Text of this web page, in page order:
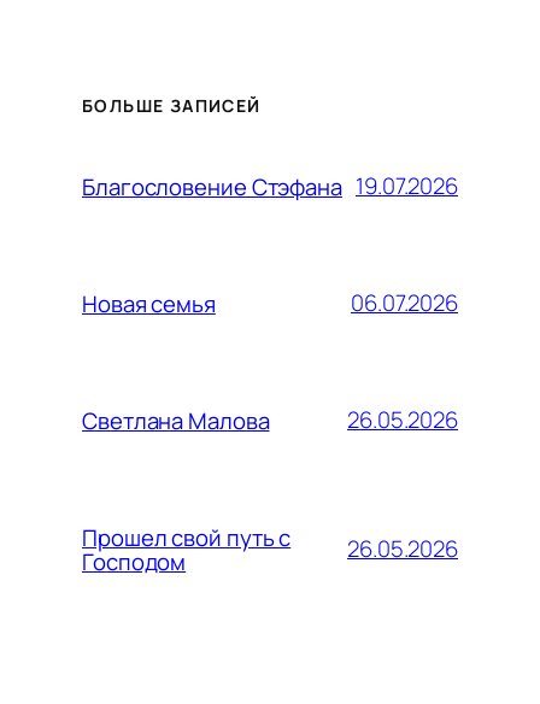
БОЛЬШЕ ЗАПИСЕЙ
Благословение Стэфана 19.07.2026
Новая семья 06.07.2026
Светлана Малова 26.05.2026
Прошел свой путь с
Господом 26.05.2026